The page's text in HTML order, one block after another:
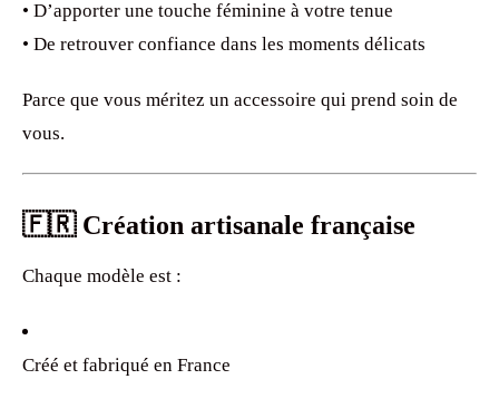
• D’apporter une touche féminine à votre tenue
• De retrouver confiance dans les moments délicats
Parce que vous méritez un accessoire qui prend soin de
vous.
🇫🇷 Création artisanale française
Chaque modèle est :
Créé et fabriqué en France